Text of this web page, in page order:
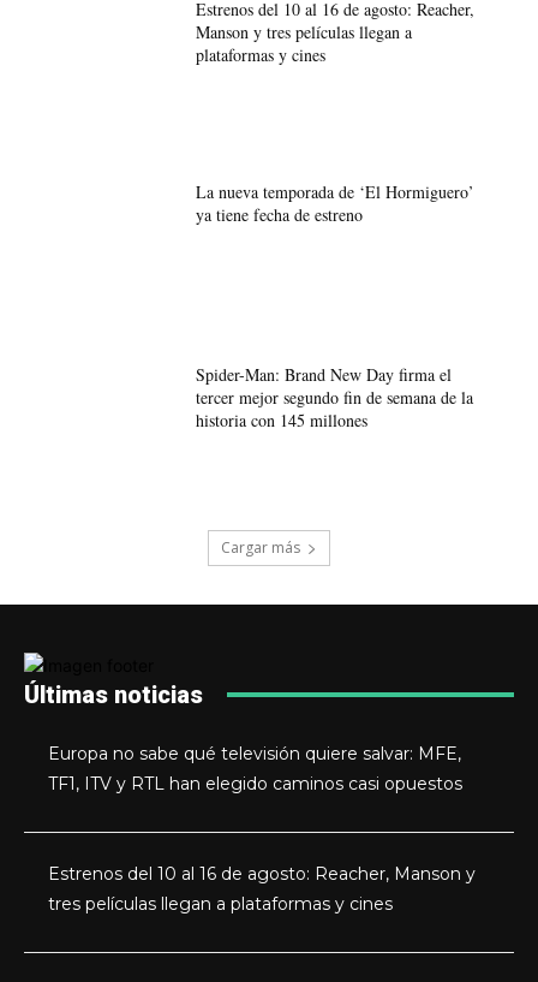
Estrenos del 10 al 16 de agosto: Reacher,
Manson y tres películas llegan a
plataformas y cines
La nueva temporada de ‘El Hormiguero’
ya tiene fecha de estreno
Spider-Man: Brand New Day firma el
tercer mejor segundo fin de semana de la
historia con 145 millones
Cargar más
Últimas noticias
Europa no sabe qué televisión quiere salvar: MFE,
TF1, ITV y RTL han elegido caminos casi opuestos
Estrenos del 10 al 16 de agosto: Reacher, Manson y
tres películas llegan a plataformas y cines